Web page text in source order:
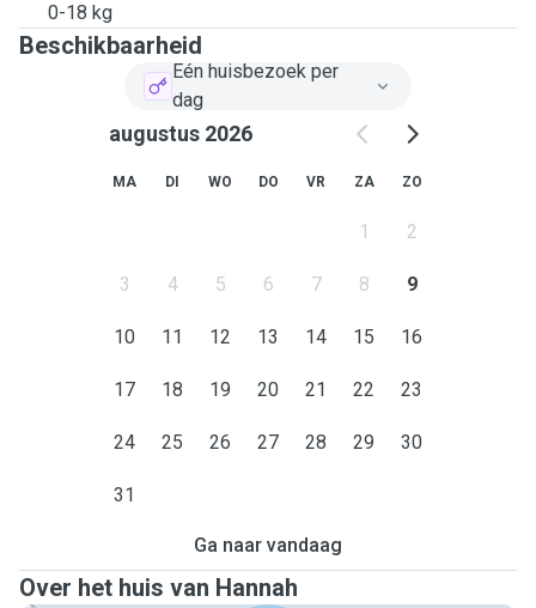
0-18 kg
Beschikbaarheid
Eén huisbezoek per
dag
augustus 2026
MA DI WO DO VR ZA ZO
1 2
3 4 5 6 7 8 9
10 11 12 13 14 15 16
17 18 19 20 21 22 23
24 25 26 27 28 29 30
31
Ga naar vandaag
Over het huis van Hannah